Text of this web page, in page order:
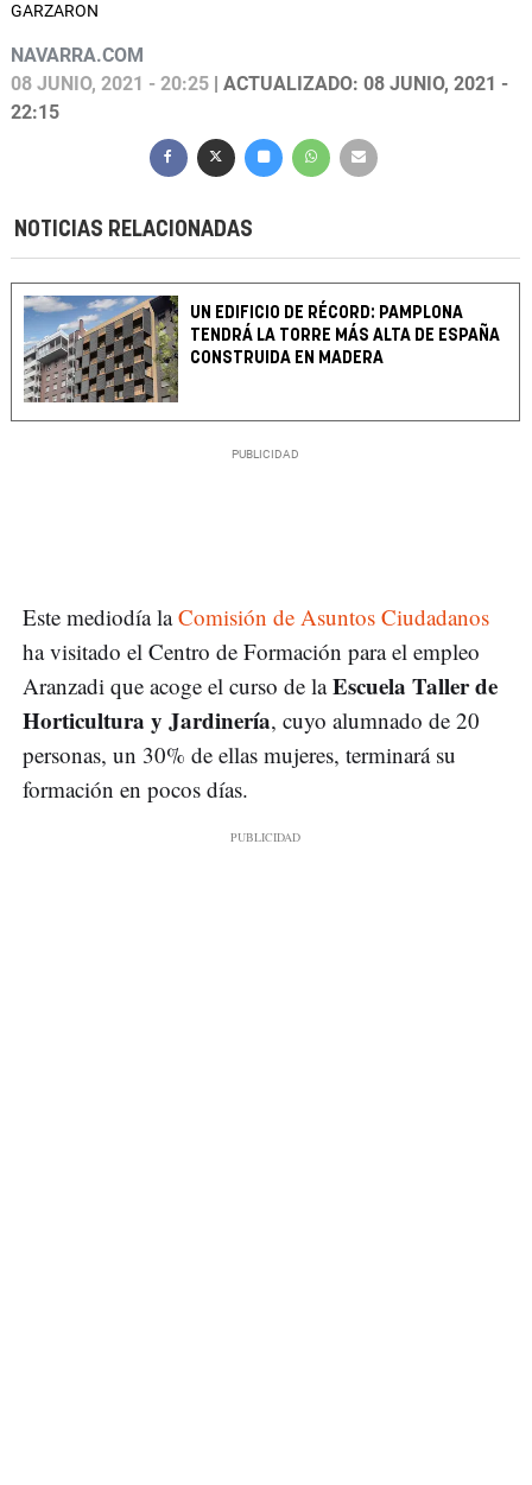
GARZARON
NAVARRA.COM
08 JUNIO, 2021 - 20:25 | ACTUALIZADO: 08 JUNIO, 2021 -
22:15
NOTICIAS RELACIONADAS
UN EDIFICIO DE RÉCORD: PAMPLONA
TENDRÁ LA TORRE MÁS ALTA DE ESPAÑA
CONSTRUIDA EN MADERA
Este mediodía laComisión de Asuntos Ciudadanos
ha visitado el Centro de Formación para el empleo
Aranzadi que acoge el curso de laEscuela Taller de
Horticultura y Jardinería, cuyo alumnado de 20
personas, un 30% de ellas mujeres, terminará su
formación en pocos días.